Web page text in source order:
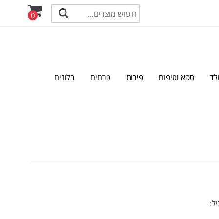
0
ספא וטיפוח פירות פרחים בלונים